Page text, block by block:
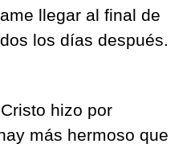
llegar al final de
los días después.
hizo por
más hermoso que